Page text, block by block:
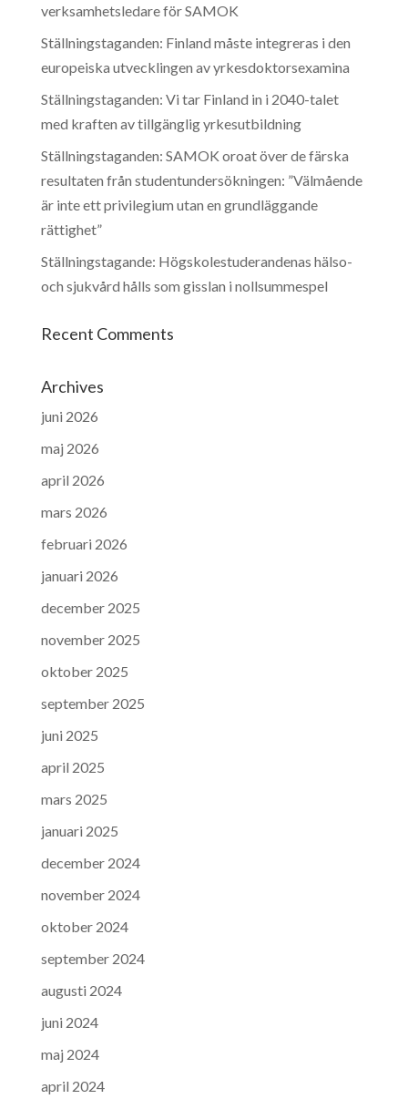
verksamhetsledare för SAMOK
Ställningstaganden: Finland måste integreras i den
europeiska utvecklingen av yrkesdoktorsexamina
Ställningstaganden: Vi tar Finland in i 2040-talet
med kraften av tillgänglig yrkesutbildning
Ställningstaganden: SAMOK oroat över de färska
resultaten från studentundersökningen: ”Välmående
är inte ett privilegium utan en grundläggande
rättighet”
Ställningstagande: Högskolestuderandenas hälso-
och sjukvård hålls som gisslan i nollsummespel
Recent Comments
Archives
juni 2026
maj 2026
april 2026
mars 2026
februari 2026
januari 2026
december 2025
november 2025
oktober 2025
september 2025
juni 2025
april 2025
mars 2025
januari 2025
december 2024
november 2024
oktober 2024
september 2024
augusti 2024
juni 2024
maj 2024
april 2024